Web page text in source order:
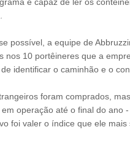
é capaz de ler os
possível, a equipe de
nos 10 portêineres que a
identificar o caminhão e o
foram comprados,
operação até o final do ano
foi valer o índice que ele